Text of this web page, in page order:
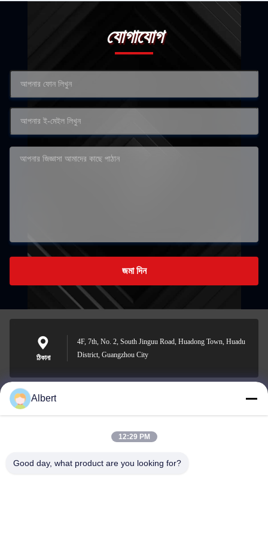
যোগাযোগ
জমা দিন
ঠিকানা
4F, 7th, No. 2, South Jinguu Road, Huadong Town, Huadu
District, Guangzhou City
james@yimiautoparts.com
Albert
12:29 PM
Good day, what product are you looking for?